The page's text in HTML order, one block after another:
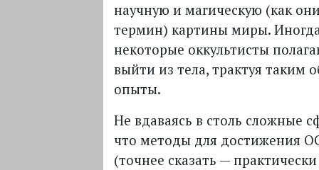
научную и магическую (как
термин) картины миры.
некоторые оккультисты
выйти из тела, трактуя таким
опыты.
Не вдаваясь в столь сложные
что методы для достижения
(точнее сказать —